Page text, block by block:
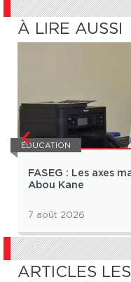
À LIRE AUSSI
ÉDUCATION
FASEG : Les axes
Abou Kane
7 août 2026
ARTICLES